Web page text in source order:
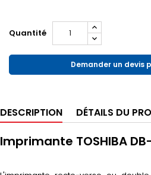
Quantité
Demander un devis
DESCRIPTION DÉTAILS DU
Imprimante TOSHIBA